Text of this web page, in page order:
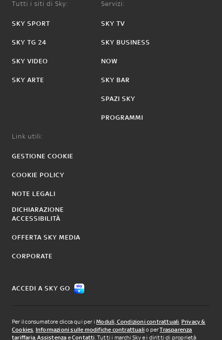
Tutti i siti di Sky:
SKY SPORT
SKY TG 24
SKY VIDEO
SKY ARTE
Servizi:
SKY TV
SKY BUSINESS
NOW
SKY BAR
SPAZI SKY
PROGRAMMI
Link utili:
GESTIONE COOKIE
COOKIE POLICY
NOTE LEGALI
DICHIARAZIONE
ACCESSIBILITÀ
OFFERTA SKY MEDIA
CORPORATE
ACCEDI A SKY GO
Per il consumatore clicca qui per iModuli, Condizioni contrattuali, Privacy &
Cookies, Informazioni sulle modifiche contrattuali o perTrasparenza
tariffaria,Assistenza eContatti. Tutti i marchi Sky e i diritti di proprietà